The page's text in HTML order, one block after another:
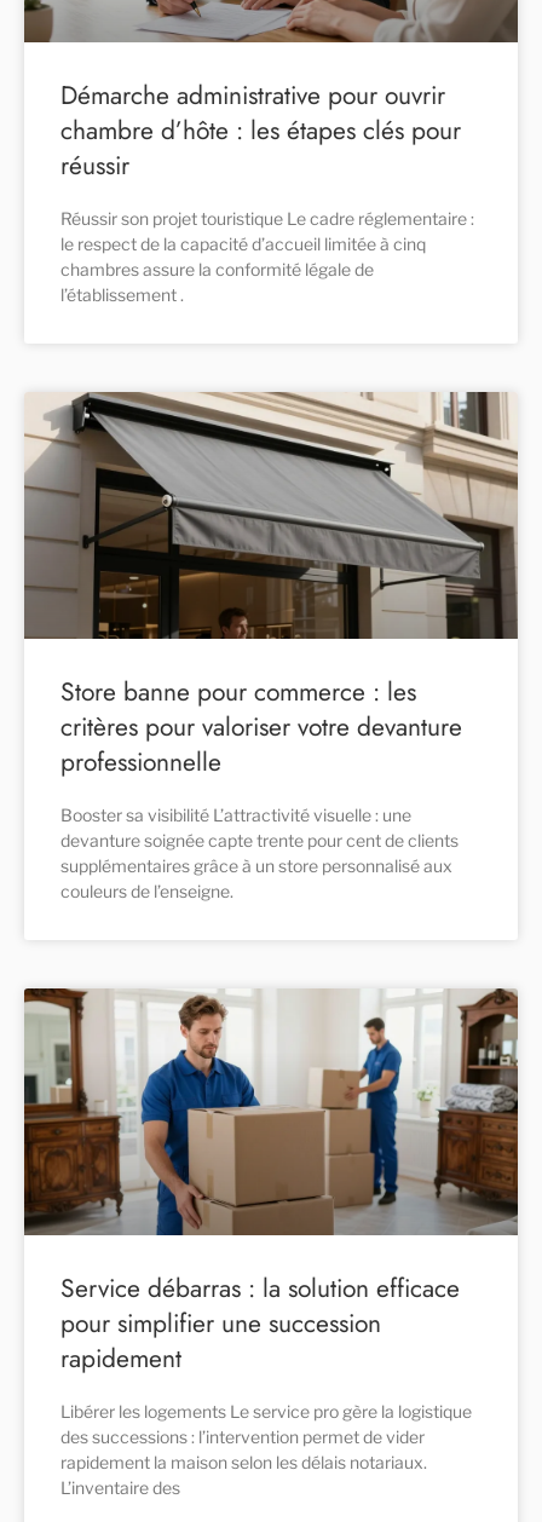
Démarche administrative pour ouvrir
chambre d’hôte : les étapes clés pour
réussir
Réussir son projet touristique Le cadre réglementaire :
le respect de la capacité d’accueil limitée à cinq
chambres assure la conformité légale de
l’établissement .
Store banne pour commerce : les
critères pour valoriser votre devanture
professionnelle
Booster sa visibilité L’attractivité visuelle : une
devanture soignée capte trente pour cent de clients
supplémentaires grâce à un store personnalisé aux
couleurs de l’enseigne.
Service débarras : la solution efficace
pour simplifier une succession
rapidement
Libérer les logements Le service pro gère la logistique
des successions : l’intervention permet de vider
rapidement la maison selon les délais notariaux.
L’inventaire des